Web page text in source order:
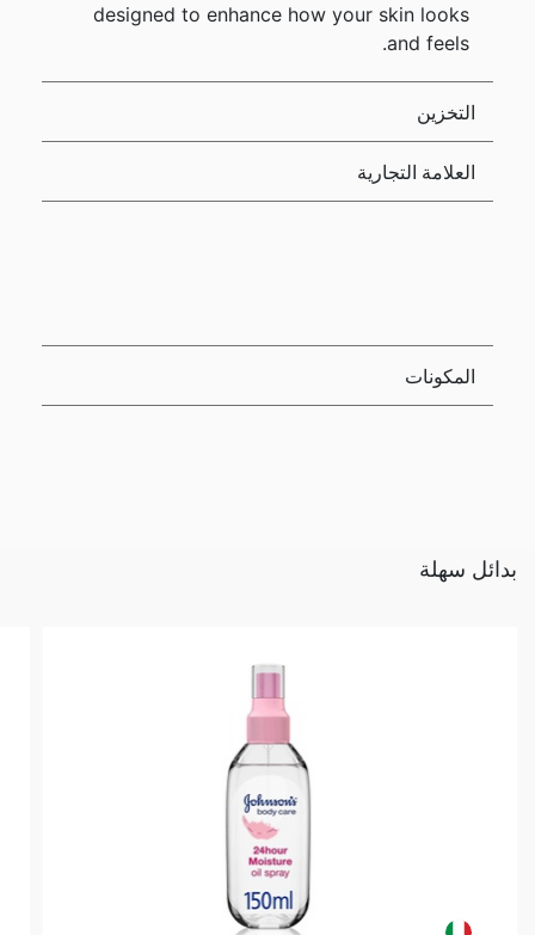
designed to enhance how your skin looks
and feels.
التخزين
العلامة التجارية
المكونات
بدائل سهلة